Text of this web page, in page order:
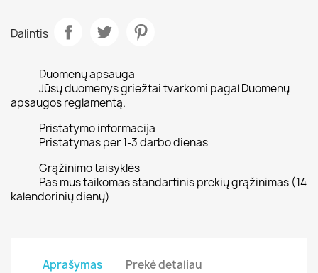
Dalintis
Duomenų apsauga
Jūsų duomenys griežtai tvarkomi pagal Duomenų
apsaugos reglamentą.
Pristatymo informacija
Pristatymas per 1-3 darbo dienas
Grąžinimo taisyklės
Pas mus taikomas standartinis prekių grąžinimas (14
kalendorinių dienų)
Aprašymas Prekė detaliau